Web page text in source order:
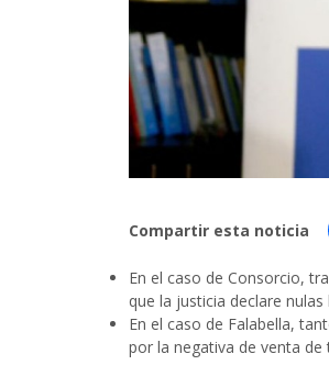
Compartir esta noticia
En el caso de Consorcio,
que la justicia declare
En el caso de Falabella,
por la negativa de venta